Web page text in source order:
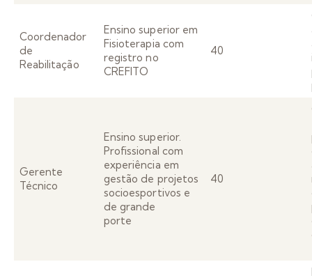
Coordenador
de
Reabilitação
Ensino superior em
Fisioterapia com
registro no
CREFITO
40
Gerente
Técnico
Ensino superior.
Profissional com
experiência em
gestão de projetos
socioesportivos e
de grande
porte
40